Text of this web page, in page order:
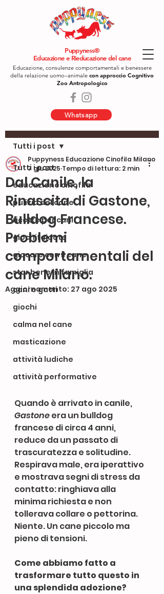
Puppyness®
Educazione e Rieducazione del cane
Educazione, consulenze comportamentali e benessere
della relazione uomo–animale con approccio Cognitivo
Zoo Antropologico
Whatsapp
Tutti i post
educazione cinofila
pulizia del cane
ricette per cani
giochifaidate
giocare con il cane
star bene in famiglia
cani e gatti
giochi
calma nel cane
masticazione
attività ludiche
attività performative
Tutti i post
Dal Canile, la
Rinascita di Gastone,
Bulldog Francese.
Problemi
comportamentali del
cane Milano.
Puppyness Educazione Cinofila Milano
7 giu 2025 Tempo di lettura: 2 min
Aggiornamento: 27 ago 2025
Quando è arrivato in canile,
Gastone era un bulldog
francese di circa 4 anni,
reduce da un passato di
trascuratezza e solitudine.
Respirava male, era iperattivo
e mostrava segni di stress da
contatto: ringhiava alla
minima richiesta e non
tollerava collare o pettorina.
Niente. Un cane piccolo ma
pieno di tensioni.
Come abbiamo fatto a
trasformare tutto questo in
una splendida adozione?